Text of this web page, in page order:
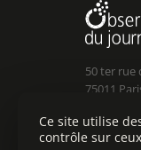
50 ter rue
75011
Président :
Dir.
Ce site utilise
contrôle sur